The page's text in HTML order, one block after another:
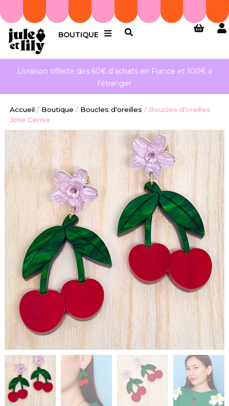
BOUTIQUE
Livraison offerte dès 60€ d'achats en France et 100€ à
l'étranger
Accueil / Boutique / Boucles d'oreilles / Boucles d’oreilles
Jolie Cerise